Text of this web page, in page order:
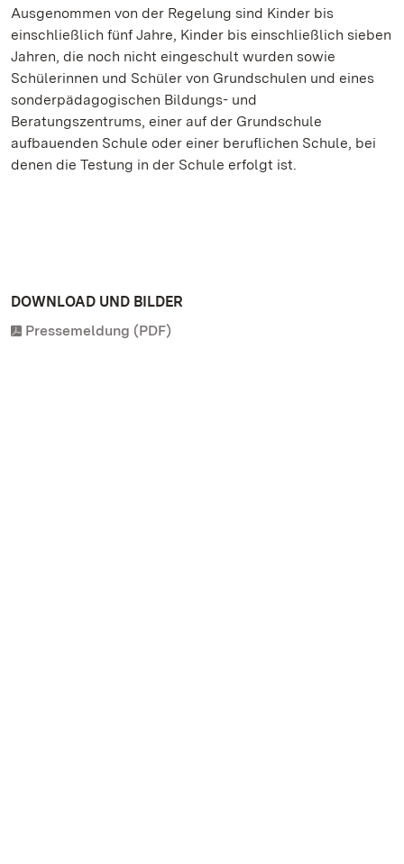
Ausgenommen von der Regelung sind Kinder bis
einschließlich fünf Jahre, Kinder bis einschließlich sieben
Jahren, die noch nicht eingeschult wurden sowie
Schülerinnen und Schüler von Grundschulen und eines
sonderpädagogischen Bildungs- und
Beratungszentrums, einer auf der Grundschule
aufbauenden Schule oder einer beruflichen Schule, bei
denen die Testung in der Schule erfolgt ist.
DOWNLOAD UND BILDER
Pressemeldung (PDF)